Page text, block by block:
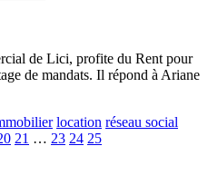
de Lici, profite du Rent pour
de mandats. Il répond à Ariane
location réseau social
21 … 23 24 25